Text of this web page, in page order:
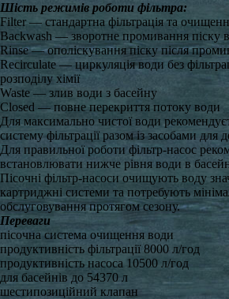
Шість режимів роботи фільтра:
Filter — стандартна фільтрація та
Backwash — зворотне промивання піску
Rinse — ополіскування піску після
Recirculate — циркуляція води без
розподілу хімії
Waste — злив води з басейну
Closed — повне перекриття потоку води
Для максимально чистої води
систему фільтрації разом із засобами для
Для правильної роботи фільтр-насос
встановлювати нижче рівня води в
Пісочні фільтр-насоси очищують воду
картриджні системи та потребують
обслуговування протягом сезону.
Переваги
пісочна система очищення води
продуктивність фільтрації 8000 л/год
продуктивність насоса 10500 л/год
для басейнів до 54370 л
шестипозиційний клапан